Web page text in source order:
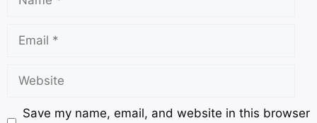
Save my name, email, and website in this browser